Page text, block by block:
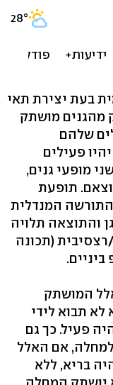
בעת יצירת תאי
מהגנים מושתק
שלהם
פעילים
מופעי גנים,
תופעת
המנדלית
והתוצאה תלויה
(תכונה
המושתק
לא תבוא לידי
פעיל. כך גם
אם האלל
בריא, ללא